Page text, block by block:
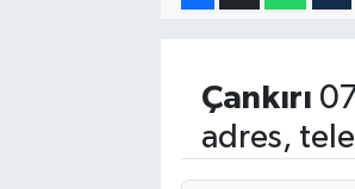
Çankırı
adres,